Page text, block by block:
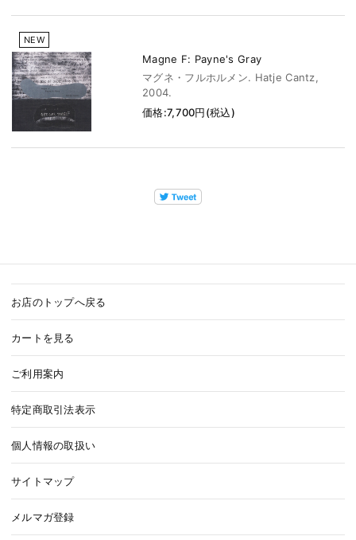
NEW
Magne F: Payne's Gray
マグネ・フルホルメン. Hatje Cantz,
2004.
価格:7,700円(税込)
お店のトップへ戻る
カートを見る
ご利用案内
特定商取引法表示
個人情報の取扱い
サイトマップ
メルマガ登録